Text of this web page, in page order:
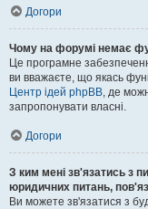
Догори
Чому на форумі немає
Це програмне
ви вважаєте, що якась
Центр ідей phpBB, де
запропонувати власні.
Догори
З ким мені зв'язатись з
юридичних питань,
Ви можете зв'язатися з